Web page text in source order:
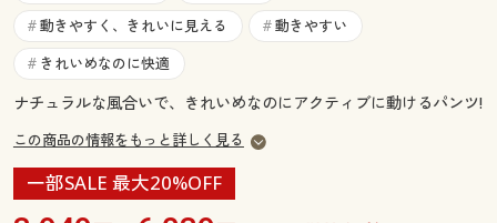
ご利用ガイド
よくある質問とお問い合わせ
よくある質問とお問い合わせ
# 動きやすく、きれいに見える # 動きやすい
# きれいめなのに快適
ナチュラルな風合いで、きれいめなのにアクティブに動けるパンツ!
この商品の情報をもっと詳しく見る
一部SALE 最大20%OFF